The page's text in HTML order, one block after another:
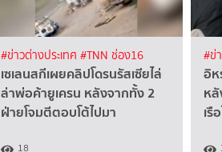
#ข่าวต่างประเทศ #TNN ช่อง16
เซเลนสกีเผยคลิปโดรนรัสเซียไล่
ล่าพ่อค้ายูเครน หลังจากทั้ง 2
ฝ่ายโจมตีตอบโต้ไปมา
18
#ข่
อิห
ห
เรื